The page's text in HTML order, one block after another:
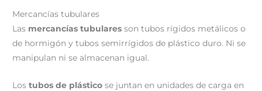
Mercancías tubulares
Las mercancías tubulares son tubos rígidos metálicos o
de hormigón y tubos semirrígidos de plástico duro. Ni se
manipulan ni se almacenan igual.
Lostubos de plástico se juntan en unidades de carga en